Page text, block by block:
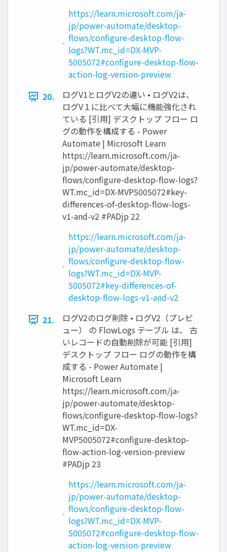
https://learn.microsoft.com/ja-
jp/power-automate/desktop-
flows/configure-desktop-flow-
logs?WT.mc_id=DX-MVP-
5005072#configure-desktop-flow-
action-log-version-preview
20.
ログV1とログV2の違い • ログV2は、
ログV１に比べて大幅に機能強化され
ている [引用] デスクトップ フロー ロ
グの動作を構成する - Power
Automate | Microsoft Learn
https://learn.microsoft.com/ja-
jp/power-automate/desktop-
flows/configure-desktop-flow-logs?
WT.mc_id=DX-MVP5005072#key-
differences-of-desktop-flow-logs-
v1-and-v2 #PADjp 22
https://learn.microsoft.com/ja-
jp/power-automate/desktop-
flows/configure-desktop-flow-
logs?WT.mc_id=DX-MVP-
5005072#key-differences-of-
desktop-flow-logs-v1-and-v2
21.
ログV2のログ削除 • ログV2（プレビ
ュー） の FlowLogs テーブル は、 古
いレコードの自動削除が可能 [引用]
デスクトップ フロー ログの動作を構
成する - Power Automate |
Microsoft Learn
https://learn.microsoft.com/ja-
jp/power-automate/desktop-
flows/configure-desktop-flow-logs?
WT.mc_id=DX-
MVP5005072#configure-desktop-
flow-action-log-version-preview
#PADjp 23
https://learn.microsoft.com/ja-
jp/power-automate/desktop-
flows/configure-desktop-flow-
logs?WT.mc_id=DX-MVP-
5005072#configure-desktop-flow-
action-log-version-preview